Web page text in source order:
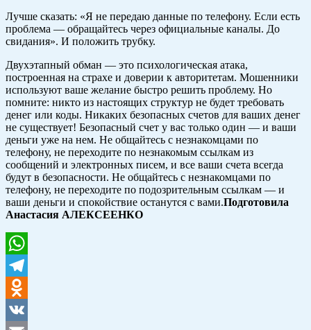
Лучше сказать: «Я не передаю данные по телефону. Если есть
проблема — обращайтесь через официальные каналы. До
свидания». И положить трубку.
Двухэтапный обман — это психологическая атака,
построенная на страхе и доверии к авторитетам. Мошенники
используют ваше желание быстро решить проблему. Но
помните: никто из настоящих структур не будет требовать
денег или коды. Никаких безопасных счетов для ваших денег
не существует! Безопасный счет у вас только один — и ваши
деньги уже на нем. Не общайтесь с незнакомцами по
телефону, не переходите по незнакомым ссылкам из
сообщений и электронных писем, и все ваши счета всегда
будут в безопасности. Не общайтесь с незнакомцами по
телефону, не переходите по подозрительным ссылкам — и
ваши деньги и спокойствие останутся с вами.Подготовила
Анастасия АЛЕКСЕЕНКО
WhatsApp
Telegram
Odnoklassniki